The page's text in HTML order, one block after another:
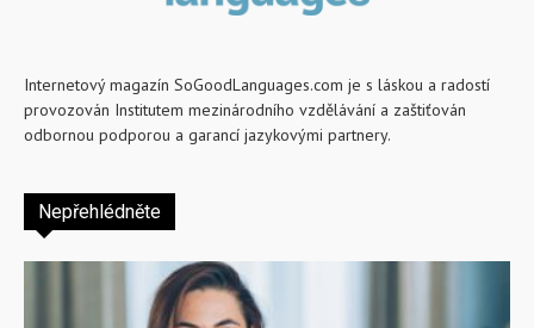
Internetový magazín SoGoodLanguages.com je s láskou a radostí
provozován Institutem mezinárodního vzdělávání a zaštiťován
odbornou podporou a garancí jazykovými partnery.
Nepřehlédněte